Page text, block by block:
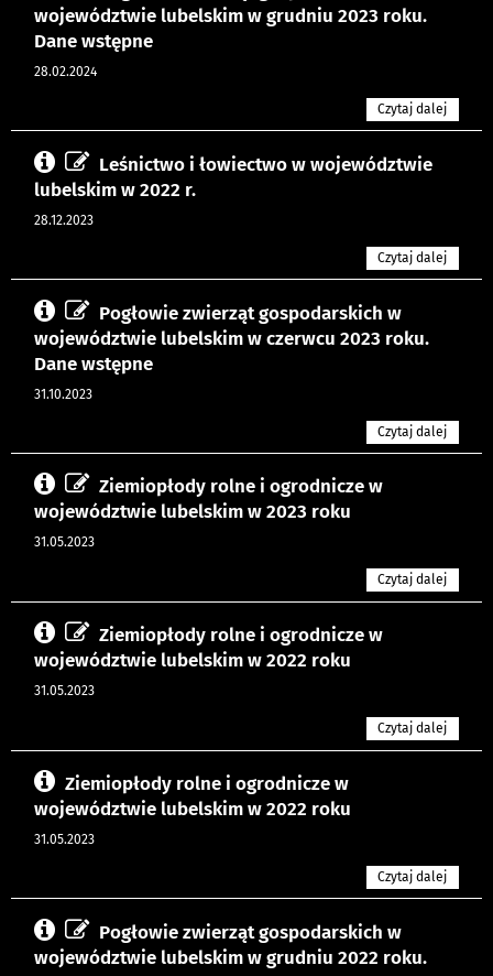
województwie lubelskim w grudniu 2023 roku.
Dane wstępne
28.02.2024
Czytaj dalej
Leśnictwo i łowiectwo w województwie
lubelskim w 2022 r.
28.12.2023
Czytaj dalej
Pogłowie zwierząt gospodarskich w
województwie lubelskim w czerwcu 2023 roku.
Dane wstępne
31.10.2023
Czytaj dalej
Ziemiopłody rolne i ogrodnicze w
województwie lubelskim w 2023 roku
31.05.2023
Czytaj dalej
Ziemiopłody rolne i ogrodnicze w
województwie lubelskim w 2022 roku
31.05.2023
Czytaj dalej
Ziemiopłody rolne i ogrodnicze w
województwie lubelskim w 2022 roku
31.05.2023
Czytaj dalej
Pogłowie zwierząt gospodarskich w
województwie lubelskim w grudniu 2022 roku.